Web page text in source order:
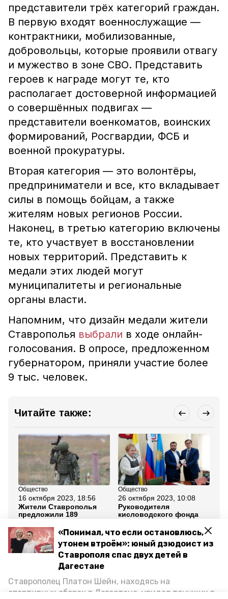
«Понимал, что если остановлюсь,
утонем втроём»: юный дзюдоист из
Ставрополя спас двух детей в
Дагестане
Ставрополец Платон Шейн, находясь на
спортивных сборах в Дегестане, увидел тонущих в
представители трёх категорий граждан.
В первую входят военнослужащие —
контрактники, мобилизованные,
добровольцы, которые проявили отвагу
и мужество в зоне СВО. Представить
героев к награде могут те, кто
располагает достоверной информацией
о совершённых подвигах —
представители военкоматов, воинских
формирований, Росгвардии, ФСБ и
военной прокуратуры.
Вторая категория — это волонтёры,
предприниматели и все, кто вкладывает
силы в помощь бойцам, а также
жителям новых регионов России.
Наконец, в третью категорию включены
те, кто участвует в восстановлении
новых территорий. Представить к
медали этих людей могут
муниципалитеты и региональные
органы власти.
Напомним, что дизайн медали жители
Ставрополья выбрали в ходе онлайн-
голосования. В опросе, предложенном
губернатором, приняли участие более
9 тыс. человек.
Читайте также:
Общество
16 октября 2023, 18:56
Жители Ставрополья
предложили 189
награждение медалью
«За поддержку СВО»
Общество
26 октября 2023, 10:08
Руководителя
кисловодского фонда
СВО наградили медалью
Все новости
награда медаль